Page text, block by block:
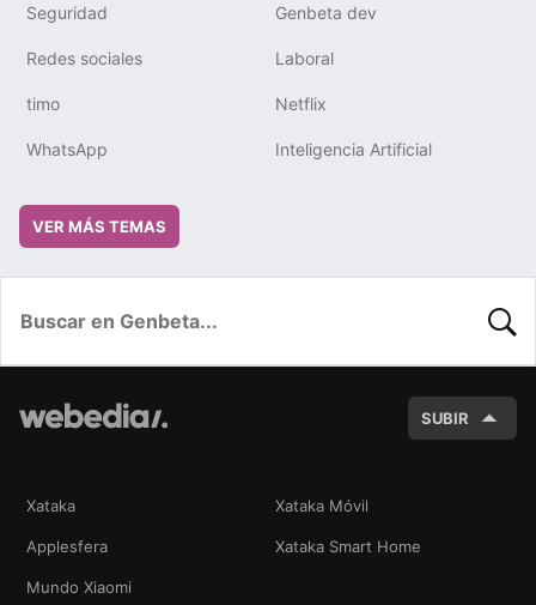
Seguridad Genbeta dev
Redes sociales Laboral
timo Netflix
WhatsApp Inteligencia Artificial
VER MÁS TEMAS
SUBIR
Xataka Xataka Móvil
Applesfera Xataka Smart Home
Mundo Xiaomi